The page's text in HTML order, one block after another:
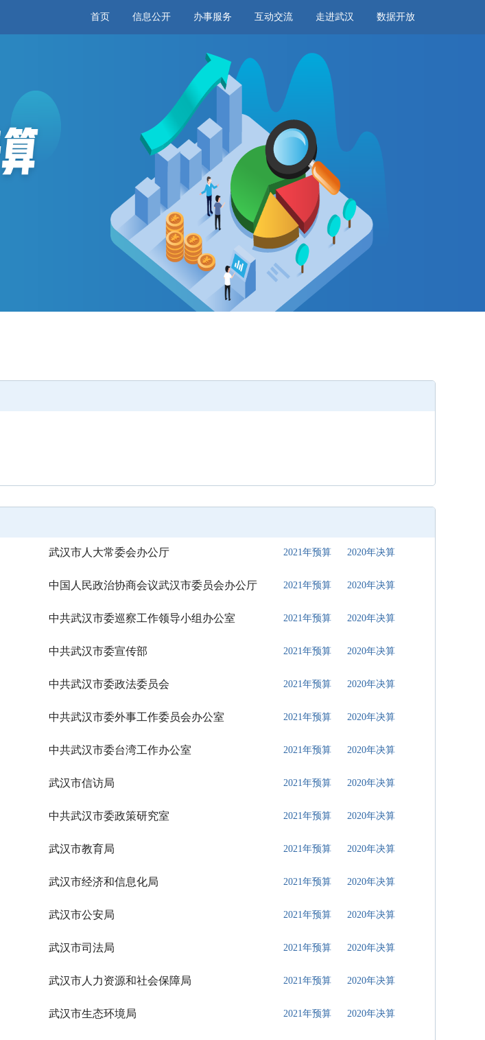
首页 信息公开 办事服务 互动交流 走进武汉 数据开放
武汉市人大常委会办公厅 2021年预算 2020年决算
中国人民政治协商会议武汉市委员会办公厅 2021年预算 2020年决算
中共武汉市委巡察工作领导小组办公室 2021年预算 2020年决算
中共武汉市委宣传部 2021年预算 2020年决算
中共武汉市委政法委员会 2021年预算 2020年决算
中共武汉市委外事工作委员会办公室 2021年预算 2020年决算
中共武汉市委台湾工作办公室 2021年预算 2020年决算
武汉市信访局 2021年预算 2020年决算
中共武汉市委政策研究室 2021年预算 2020年决算
武汉市教育局 2021年预算 2020年决算
武汉市经济和信息化局 2021年预算 2020年决算
武汉市公安局 2021年预算 2020年决算
武汉市司法局 2021年预算 2020年决算
武汉市人力资源和社会保障局 2021年预算 2020年决算
武汉市生态环境局 2021年预算 2020年决算